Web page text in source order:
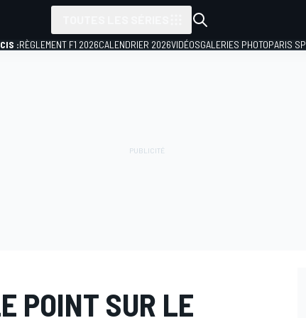
:RÈGLEMENT F1 2026CALENDRIER 2026VIDÉOSGALERIES PHOTOPARIS
POINT SUR LE